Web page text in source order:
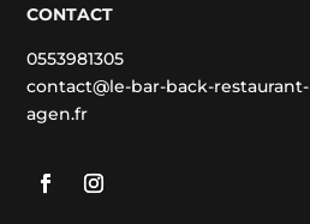
CONTACT
0553981305
contact@le-bar-back-restaurant-
agen.fr